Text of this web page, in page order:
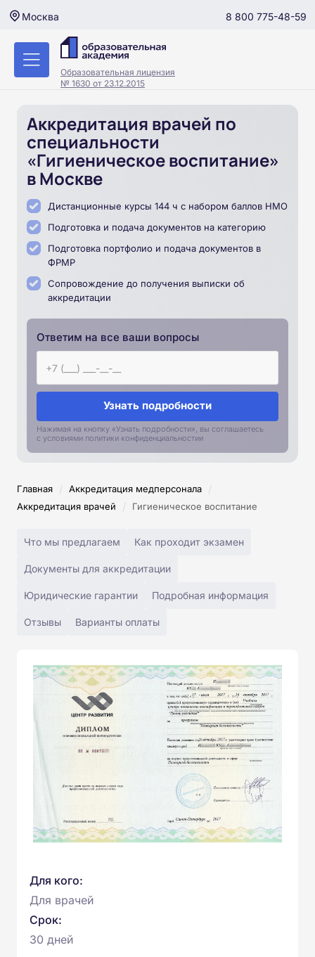
Москва 8 800 775-48-59
Образовательная лицензия
№ 1630 от 23.12.2015
Аккредитация врачей по
специальности
«Гигиеническое воспитание»
в Москве
Дистанционные курсы 144 ч с набором баллов НМО
Подготовка и подача документов на категорию
Подготовка портфолио и подача документов в
ФРМР
Сопровождение до получения выписки об
аккредитации
Ответим на все ваши вопросы
Узнать подробности
Нажимая на кнопку «Узнать подробности», вы соглашаетесь
с условиями политики конфиденциальностии
Главная / Аккредитация медперсонала /
Аккредитация врачей / Гигиеническое воспитание
Что мы предлагаем Как проходит экзамен
Документы для аккредитации
Юридические гарантии Подробная информация
Отзывы Варианты оплаты
Для кого:
Для врачей
Срок:
30 дней